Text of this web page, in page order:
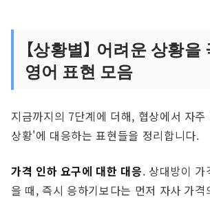
【상황별】 어려운 상황
영어 표현 모음
지금까지의 7단계에 더해, 협상에서 자
상황'에 대응하는 표현들을 정리합니다.
가격 인하 요구에 대한 대응. 상대방이 가
을 때, 즉시 응하기보다는 먼저 자사 가